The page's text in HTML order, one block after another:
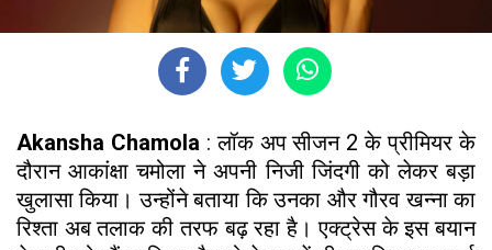
Akansha Chamola : लॉक अप सीजन 2 के प्रीमियर के
दौरान आकांक्षा चमोला ने अपनी निजी जिंदगी को लेकर बड़ा
खुलासा किया। उन्होंने बताया कि उनका और गौरव खन्ना का
रिश्ता अब तलाक की तरफ बढ़ रहा है। एक्ट्रेस के इस बयान